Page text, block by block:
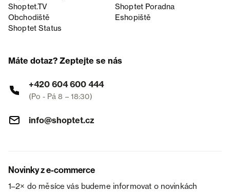
Shoptet.TV
Shoptet Poradna
Obchodiště
Eshopiště
Shoptet Status
Máte dotaz? Zeptejte se nás
+420 604 600 444
(Po - Pá 8 – 18:30)
info@shoptet.cz
Novinky z e-commerce
1–2× do měsíce vás budeme informovat o novinkách